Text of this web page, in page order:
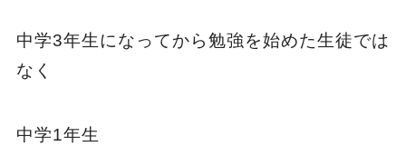
中学3年生になってから勉強を始めた生徒では
なく
中学1年生